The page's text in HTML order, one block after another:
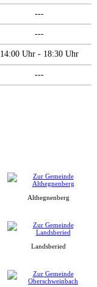
---
---
14:00 Uhr - 18:30 Uhr
---
Althegnenberg
Landsberied